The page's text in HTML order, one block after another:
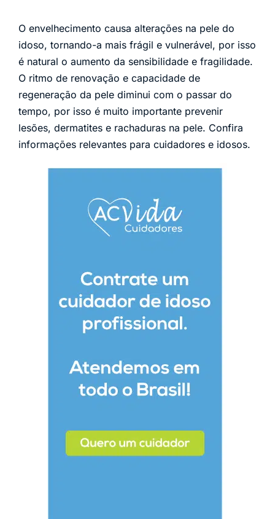
O envelhecimento causa alterações na pele do
idoso, tornando-a mais frágil e vulnerável, por isso
é natural o aumento da sensibilidade e fragilidade.
O ritmo de renovação e capacidade de
regeneração da pele diminui com o passar do
tempo, por isso é muito importante prevenir
lesões, dermatites e rachaduras na pele. Confira
informações relevantes para cuidadores e idosos.